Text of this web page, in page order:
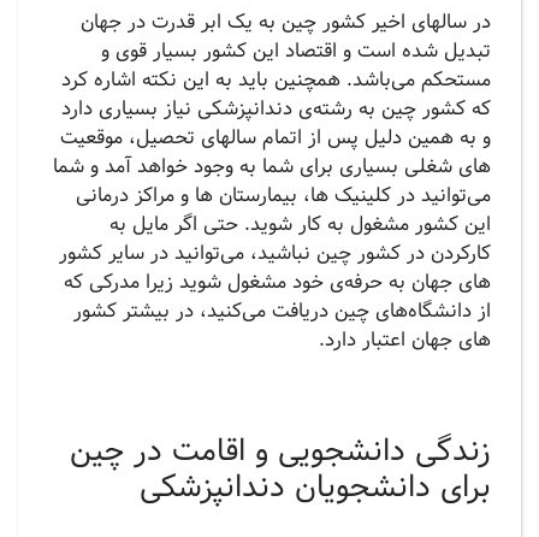
در سالهای اخیر کشور چین به یک ابر قدرت در جهان
تبدیل شده است و اقتصاد این کشور بسیار قوی و
مستحکم می‌باشد. همچنین باید به این نکته اشاره کرد
که کشور چین به رشته‌ی دندانپزشکی نیاز بسیاری دارد
و به همین دلیل پس از اتمام سالهای تحصیل، موقعیت
های شغلی بسیاری برای شما به وجود خواهد آمد و شما
می‌توانید در کلینیک ها، بیمارستان ها و مراکز درمانی
این کشور مشغول به کار شوید. حتی اگر مایل به
کارکردن در کشور چین نباشيد، می‌توانید در سایر کشور
های جهان به حرفه‌ی خود مشغول شوید زیرا مدرکی که
از دانشگاه‌های چین دریافت می‌کنید، در بیشتر کشور
های جهان اعتبار دارد.
زندگی دانشجویی و اقامت در چین
برای دانشجویان دندانپزشکی